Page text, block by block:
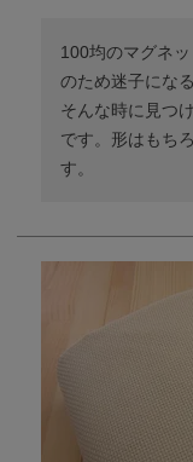
100均のマグネ
のため迷子にな
そんな時に見つ
です。形はもち
す。